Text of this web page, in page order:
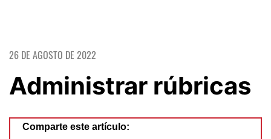
26 DE AGOSTO DE 2022
Administrar rúbricas
Comparte este artículo: